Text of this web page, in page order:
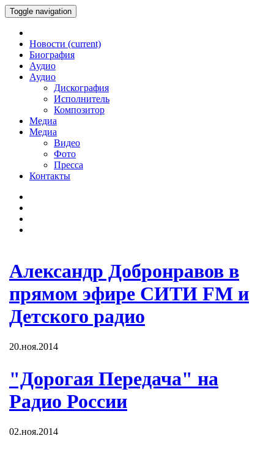
Toggle navigation
Новости (current)
Биография
Аудио
Аудио
Дискография
Исполнитель
Композитор
Медиа
Медиа
Видео
Фото
Пресса
Контакты
Александр Добронравов в
прямом эфире СИТИ FM и
Детского радио
20.ноя.2014
"Дорогая Передача" на
Радио России
02.ноя.2014